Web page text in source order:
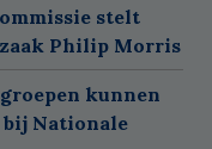
stelt
Philip Morris
kunnen
bij Nationale